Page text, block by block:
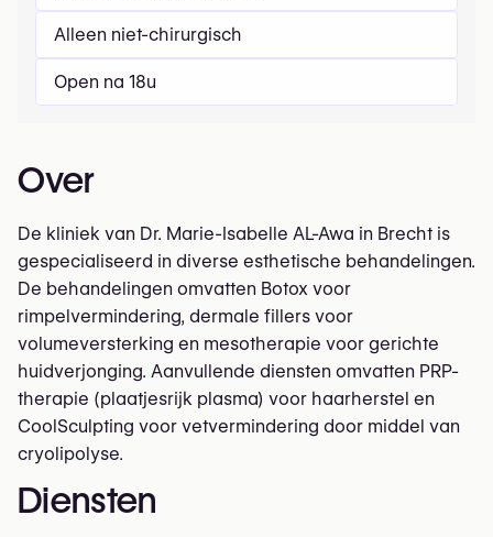
Alleen niet-chirurgisch
Open na 18u
Over
De kliniek van Dr. Marie-Isabelle AL-Awa in Brecht is
gespecialiseerd in diverse esthetische behandelingen.
De behandelingen omvatten Botox voor
rimpelvermindering, dermale fillers voor
volumeversterking en mesotherapie voor gerichte
huidverjonging. Aanvullende diensten omvatten PRP-
therapie (plaatjesrijk plasma) voor haarherstel en
CoolSculpting voor vetvermindering door middel van
cryolipolyse.
Diensten